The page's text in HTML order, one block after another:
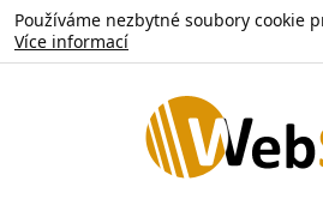
Používáme nezbytné soubory cookie
Více informací